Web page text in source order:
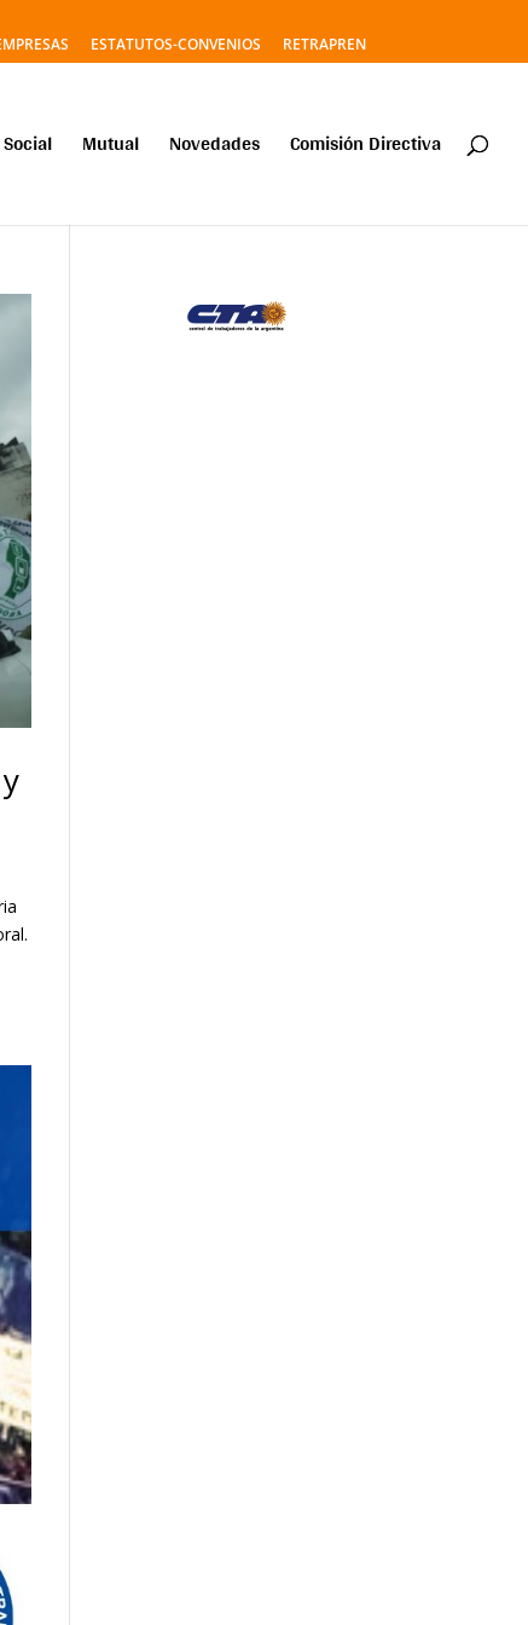
ESTATUTOS-CONVENIOS RETRAPREN
Mutual Novedades Comisión Directiva